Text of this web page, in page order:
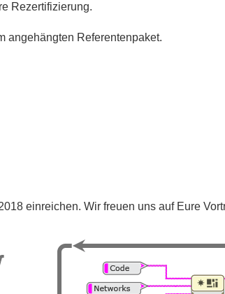
Rezertifizierung.
angehängten Referentenpaket.
einreichen. Wir freuen uns auf Eure